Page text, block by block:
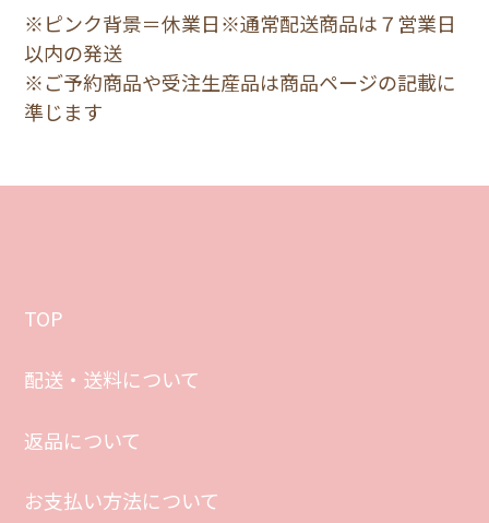
※ピンク背景＝休業日※通常配送商品は７営業日
以内の発送
※ご予約商品や受注生産品は商品ページの記載に
準じます
TOP
配送・送料について
返品について
お支払い方法について